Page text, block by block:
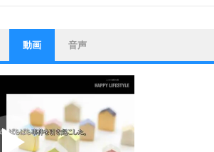
ストレス対策
他人と比べない。
いっそのこと、他人を見ない。
いらいらしない人になる30の方法
プラス思考
ポジティブになれない原因は、行動しないから。
ポジティブ思考になる30の方法
動画 音声